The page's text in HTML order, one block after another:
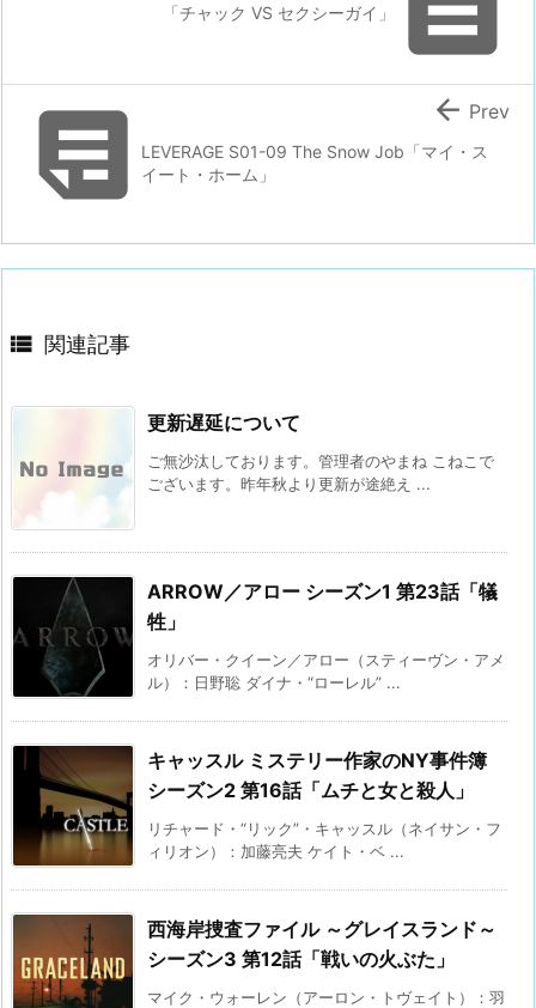
「チャック VS セクシーガイ」
LEVERAGE S01-09 The Snow Job「マイ・ス
イート・ホーム」
 Prev
 関連記事
更新遅延について
ご無沙汰しております。管理者のやまね こねこで
ございます。昨年秋より更新が途絶え ...
ARROW／アロー シーズン1 第23話「犠
牲」
オリバー・クイーン／アロー（スティーヴン・アメ
ル）：日野聡 ダイナ・“ローレル” ...
キャッスル ミステリー作家のNY事件簿
シーズン2 第16話「ムチと女と殺人」
リチャード・“リック”・キャッスル（ネイサン・フ
ィリオン）：加藤亮夫 ケイト・ベ ...
西海岸捜査ファイル ～グレイスランド～
シーズン3 第12話「戦いの火ぶた」
マイク・ウォーレン（アーロン・トヴェイト）：羽